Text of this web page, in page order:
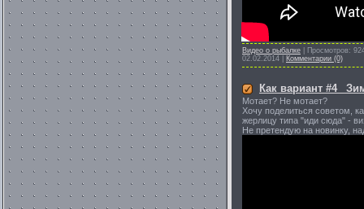
Видео о рыбалке Просмотров:
02.02.2014
Комментарии (0)
Как вариант #4_
Мотает? Не мотает?
Хочу поделиться советом,
жерлицу типа "иди сюда" -
Не претендую на новинку,